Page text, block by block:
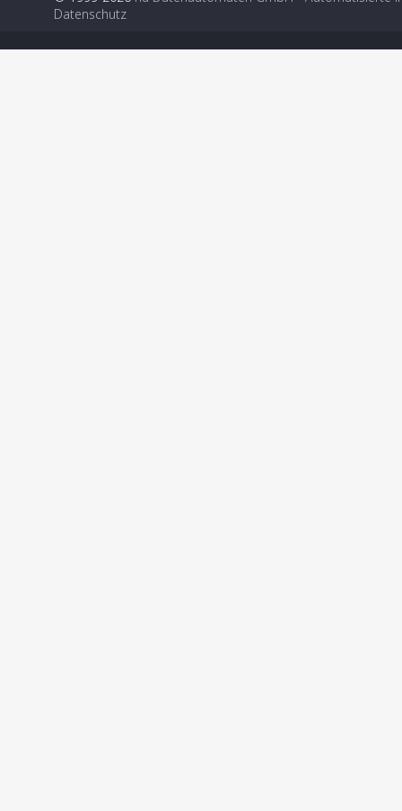
Datenschutz